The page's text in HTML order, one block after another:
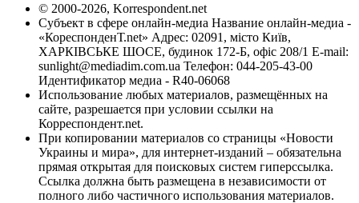
© 2000-2026, Korrespondent.net
Субъект в сфере онлайн-медиа Название онлайн-медиа -
«КореспонденТ.net» Адрес: 02091, місто Київ,
ХАРКІВСЬКЕ ШОСЕ, будинок 172-Б, офіс 208/1 E-mail:
sunlight@mediadim.com.ua Телефон: 044-205-43-00
Идентификатор медиа - R40-06068
Использование любых материалов, размещённых на
сайте, разрешается при условии ссылки на
Корреспондент.net.
При копировании материалов со страницы «Новости
Украины и мира», для интернет-изданий – обязательна
прямая открытая для поисковых систем гиперссылка.
Ссылка должна быть размещена в независимости от
полного либо частичного использования материалов.